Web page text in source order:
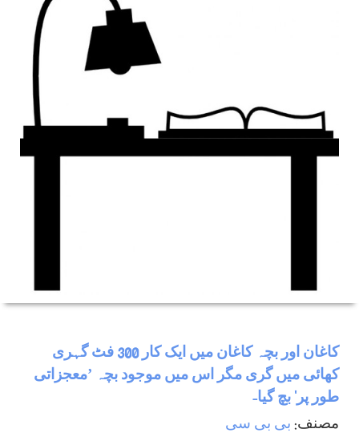
كاغان اور بچہ کاغان میں ایک کار 300 فٹ گہری
کھائی میں گری مگر اس میں موجود بچہ ’معجزاتی
طور پر‘ بچ گیا-
مصنف: بی بی سی